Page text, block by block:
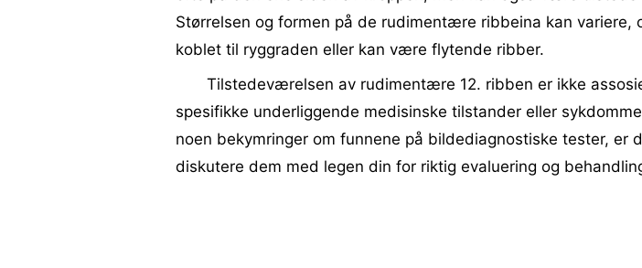
Størrelsen og formen på de rudimentære ribbeina kan variere,
koblet til ryggraden eller kan være flytende ribber.
Tilstedeværelsen av rudimentære 12. ribben er ikke
spesifikke underliggende medisinske tilstander eller
noen bekymringer om funnene på bildediagnostiske tester, er
diskutere dem med legen din for riktig evaluering og